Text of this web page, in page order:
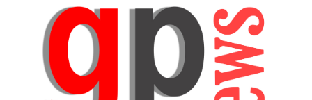
CEEI Torrefarrera